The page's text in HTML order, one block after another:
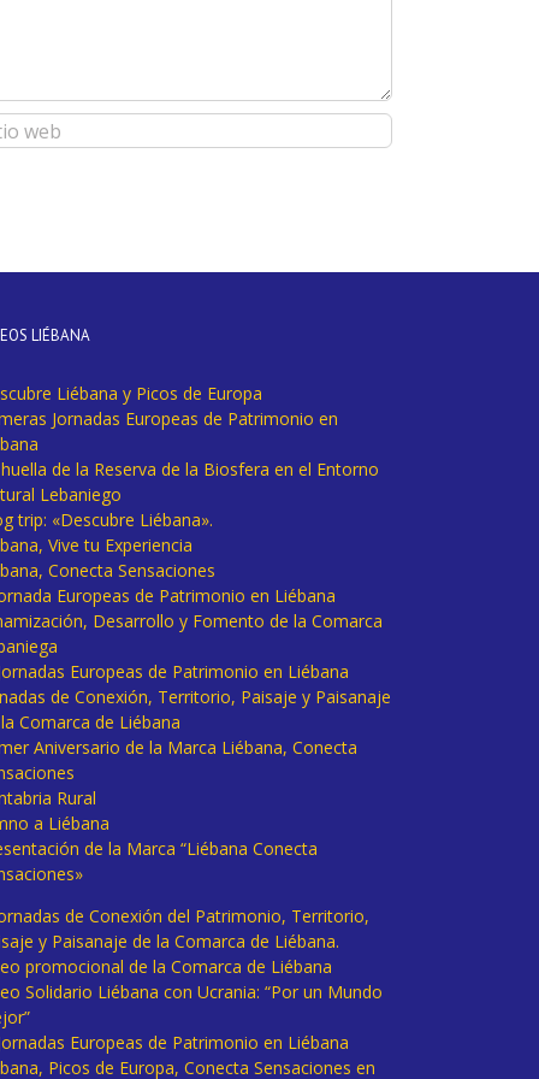
LIÉBANA
Liébana y Picos de Europa
Jornadas Europeas de Patrimonio en
de la Reserva de la Biosfera en el Entorno
Lebaniego
trip: «Descubre Liébana».
Vive tu Experiencia
Conecta Sensaciones
Europeas de Patrimonio en Liébana
Desarrollo y Fomento de la Comarca
Europeas de Patrimonio en Liébana
de Conexión, Territorio, Paisaje y Paisanaje
Comarca de Liébana
Aniversario de la Marca Liébana, Conecta
Rural
a Liébana
de la Marca “Liébana Conecta
de Conexión del Patrimonio, Territorio,
y Paisanaje de la Comarca de Liébana.
promocional de la Comarca de Liébana
Solidario Liébana con Ucrania: “Por un Mundo
Europeas de Patrimonio en Liébana
Picos de Europa, Conecta Sensaciones en